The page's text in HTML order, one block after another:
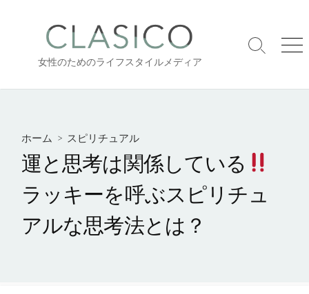
へ
女性のためのライフスタイルメディア
検
り
メ
ー
ホーム > スピリチュアル
運と思考は関係している
ラッキーを呼ぶスピリチュ
アルな思考法とは？